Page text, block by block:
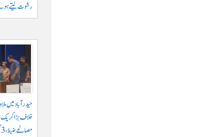
رشوت لیتے
حیدرآباد میں
مصالحے ضبط، 3 گرفتار